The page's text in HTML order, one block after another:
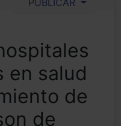
PUBLICAR
en salud
de
de